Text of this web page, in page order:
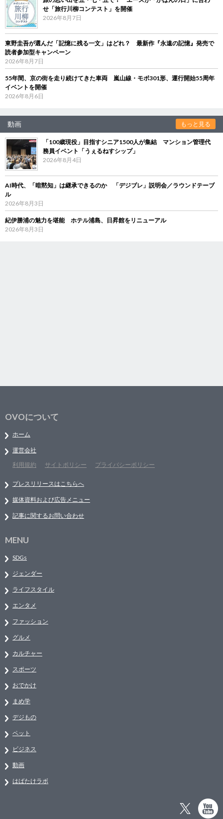
せ「旅行川柳コンテスト」を開催
2026年8月7日
東野圭吾が選んだ「記憶に残る一文」はどれ？ 最新作『永遠の記憶』発売で
読者参加型キャンペーン
2026年8月7日
55年間、京の街を走り続けてきた車両 嵐山線・モボ301形、運行開始55周年
イベントを開催
2026年8月6日
動画 もっと見る
「100歳現役」目指すシニア1500人が集結 マンション管理代
務員イベント「うぇるねすシップ」
2026年8月4日
AI時代、「暗黙知」は継承できるのか 「デジブレ」説明会／ラウンドテーブ
ル
2026年8月3日
紀伊勝浦の魅力を堪能 ホテル浦島、日昇館をリニューアル
2026年8月3日
OVOについて
ホーム
運営会社
利用規約
サイトポリシー プライバシーポリシー
プレスリリースはこちらへ
媒体資料および広告メニュー
記事に関するお問い合わせ
MENU
SDGs
ジェンダー
ライフスタイル
エンタメ
ファッション
グルメ
カルチャー
スポーツ
おでかけ
まめ学
デジもの
ペット
ビジネス
動画
はばたけラボ